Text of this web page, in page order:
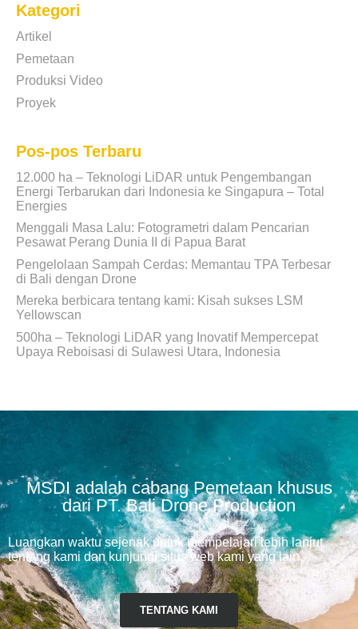
Kategori
Artikel
Pemetaan
Produksi Video
Proyek
Pos-pos Terbaru
12.000 ha – Teknologi LiDAR untuk Pengembangan
Energi Terbarukan dari Indonesia ke Singapura – Total
Energies
Menggali Masa Lalu: Fotogrametri dalam Pencarian
Pesawat Perang Dunia II di Papua Barat
Pengelolaan Sampah Cerdas: Memantau TPA Terbesar
di Bali dengan Drone
Mereka berbicara tentang kami: Kisah sukses LSM
Yellowscan
500ha – Teknologi LiDAR yang Inovatif Mempercepat
Upaya Reboisasi di Sulawesi Utara, Indonesia
MSDI adalah cabang Pemetaan khusus
dari PT. Bali Drone Production
Luangkan waktu sejenak untuk mempelajari lebih lanjut
tentang kami dan kunjungi situs web kami yang lain.
TENTANG KAMI